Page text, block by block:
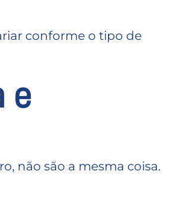
conforme o tipo de
e
não são a mesma coisa.